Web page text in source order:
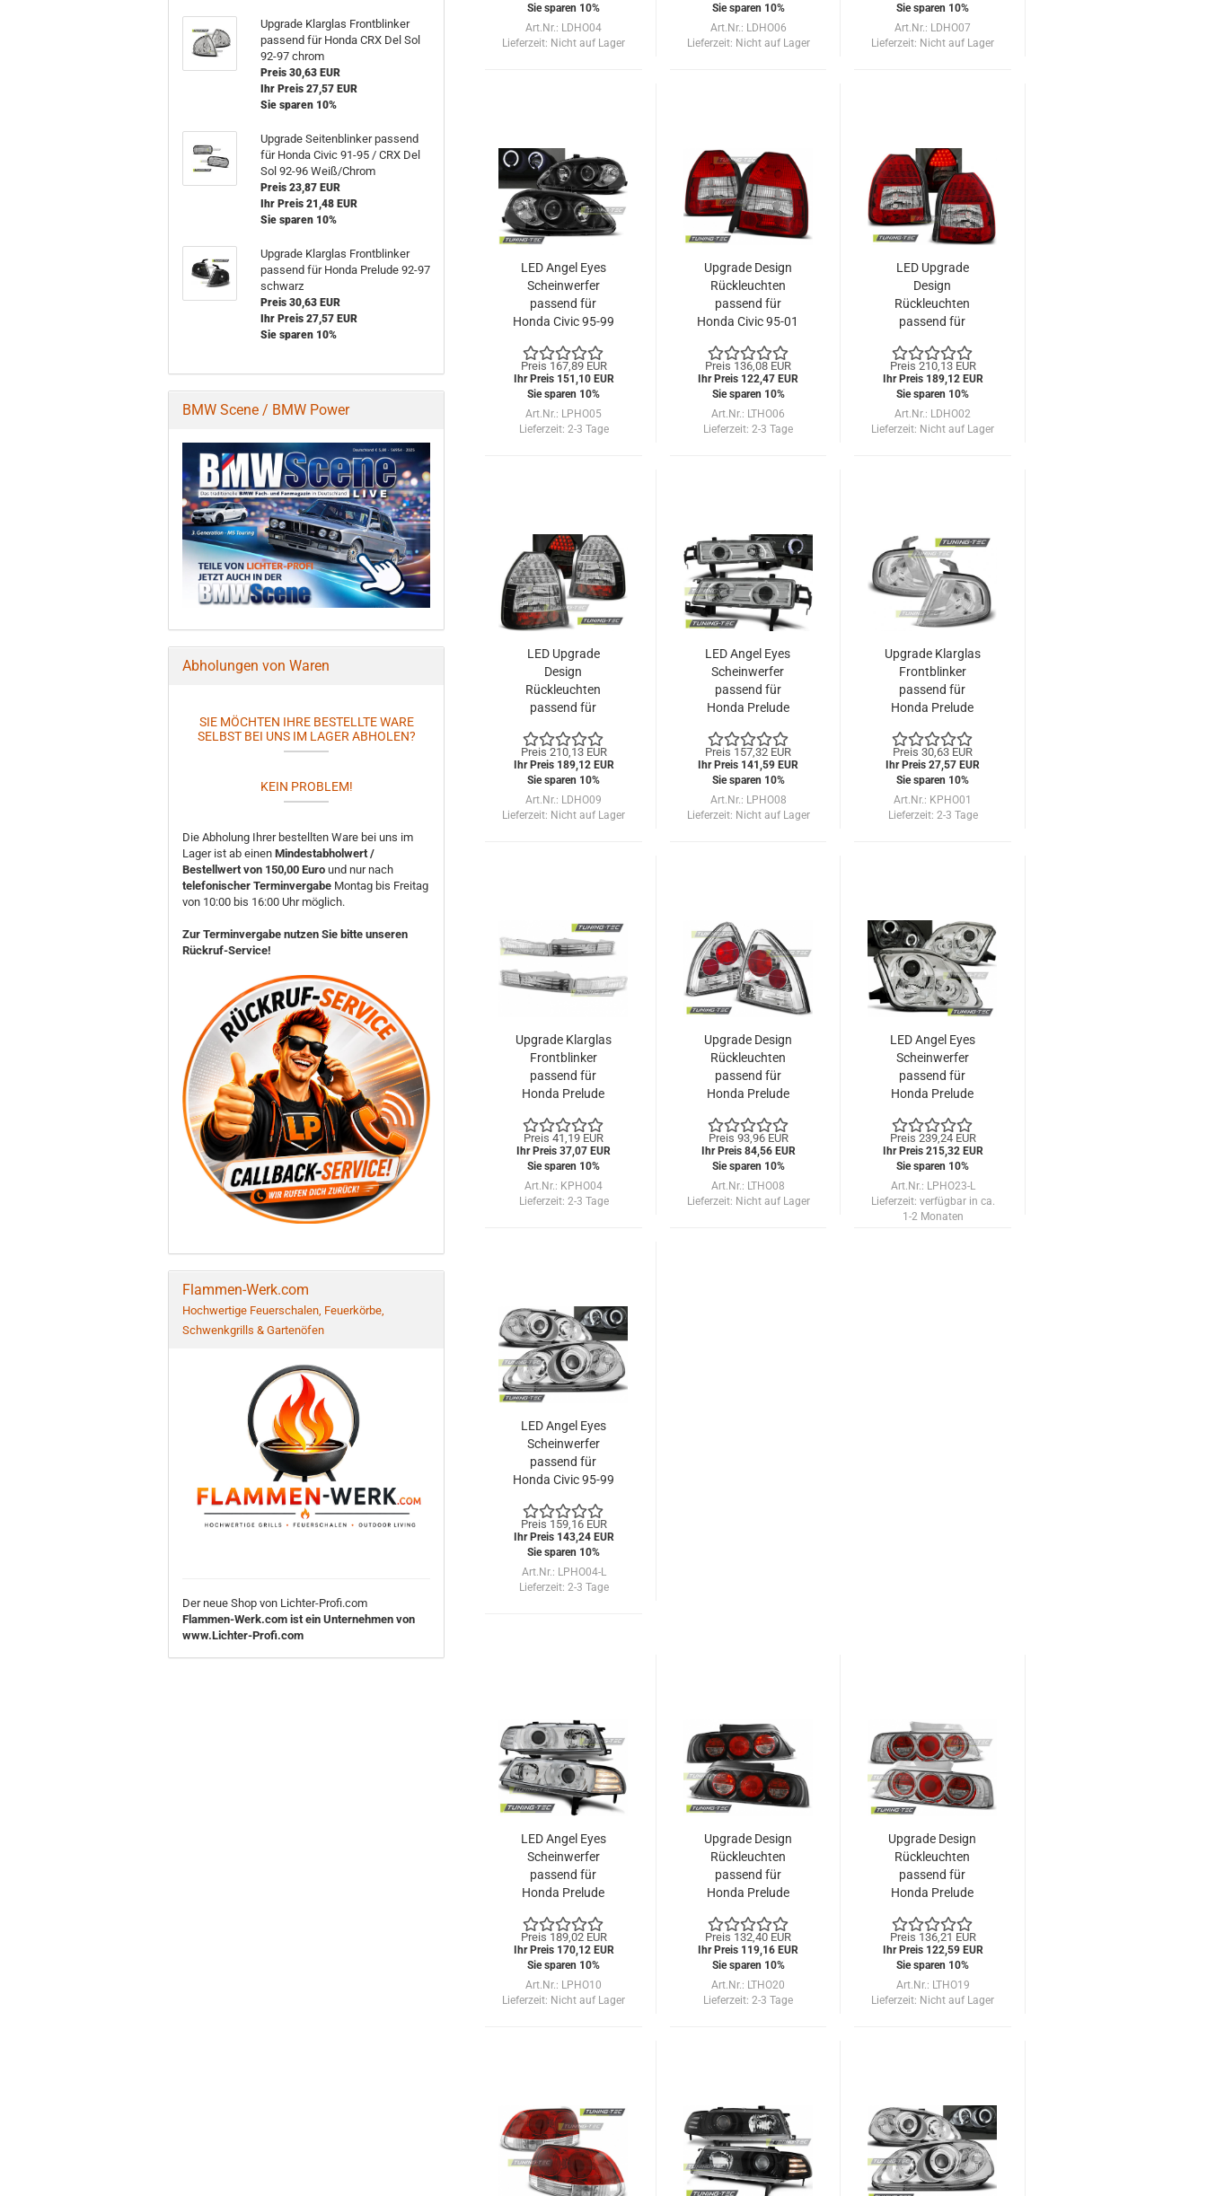
Sie sparen 10%
Art.Nr.: LDHO04
Lieferzeit: Nicht auf Lager
Sie sparen 10%
Art.Nr.: LDHO06
Lieferzeit: Nicht auf Lager
Sie sparen 10%
Art.Nr.: LDHO07
Lieferzeit: Nicht auf Lager
LED Angel Eyes
Scheinwerfer
passend für
Honda Civic 95-99
Preis 167,89 EUR
Ihr Preis 151,10 EUR
Sie sparen 10%
Art.Nr.: LPHO05
Lieferzeit: 2-3 Tage
Upgrade Design
Rückleuchten
passend für
Honda Civic 95-01
Preis 136,08 EUR
Ihr Preis 122,47 EUR
Sie sparen 10%
Art.Nr.: LTHO06
Lieferzeit:2-3 Tage
LED Upgrade
Design
Rückleuchten
passend für
Türer 95-01
rot/klar
Preis 210,13 EUR
Ihr Preis 189,12 EUR
Sie sparen 10%
Art.Nr.: LDHO02
Lieferzeit: Nicht auf Lager
LED Upgrade
Design
Rückleuchten
passend für
Türer 95-01
schwarz
Preis 210,13 EUR
Ihr Preis 189,12 EUR
Sie sparen 10%
Art.Nr.: LDHO09
Lieferzeit: Nicht auf Lager
LED Angel Eyes
Scheinwerfer
passend für
Honda Prelude
Preis 157,32 EUR
Ihr Preis 141,59 EUR
Sie sparen 10%
Art.Nr.: LPHO08
Lieferzeit: Nicht auf Lager
Upgrade Klarglas
Frontblinker
passend für
Honda Prelude
Preis 30,63 EUR
Ihr Preis 27,57 EUR
Sie sparen 10%
Art.Nr.: KPHO01
Lieferzeit: 2-3 Tage
Upgrade Klarglas
Frontblinker
passend für
Honda Prelude
Preis 41,19 EUR
Ihr Preis 37,07 EUR
Sie sparen 10%
Art.Nr.: KPHO04
Lieferzeit: 2-3 Tage
Upgrade Design
Rückleuchten
passend für
Honda Prelude
Preis 93,96 EUR
Ihr Preis 84,56 EUR
Sie sparen 10%
Art.Nr.: LTHO08
Lieferzeit: Nicht auf Lager
LED Angel Eyes
Scheinwerfer
passend für
Honda Prelude
Preis 239,24 EUR
Ihr Preis 215,32 EUR
Sie sparen 10%
Art.Nr.: LPHO23-L
Lieferzeit: verfügbar in ca.
1-2 Monaten
LED Angel Eyes
Scheinwerfer
passend für
Honda Civic 95-99
Preis 159,16 EUR
Ihr Preis 143,24 EUR
Sie sparen 10%
Art.Nr.: LPHO04-L
Lieferzeit: 2-3 Tage
LED Angel Eyes
Scheinwerfer
passend für
Honda Prelude
Preis 189,02 EUR
Ihr Preis 170,12 EUR
Sie sparen 10%
Art.Nr.: LPHO10
Lieferzeit: Nicht auf Lager
Upgrade Design
Rückleuchten
passend für
Honda Prelude
Preis 132,40 EUR
Ihr Preis 119,16 EUR
Sie sparen 10%
Art.Nr.: LTHO20
Lieferzeit:2-3 Tage
Upgrade Design
Rückleuchten
passend für
Honda Prelude
Preis 136,21 EUR
Ihr Preis 122,59 EUR
Sie sparen 10%
Art.Nr.: LTHO19
Lieferzeit: Nicht auf Lager
Upgrade Klarglas Frontblinker
passend für Honda CRX Del Sol
92-97 chrom
Preis 30,63 EUR
Ihr Preis 27,57 EUR
Sie sparen 10%
Upgrade Seitenblinker passend
für Honda Civic 91-95 / CRX Del
Sol 92-96 Weiß/Chrom
Preis 23,87 EUR
Ihr Preis 21,48 EUR
Sie sparen 10%
Upgrade Klarglas Frontblinker
passend für Honda Prelude 92-97
schwarz
Preis 30,63 EUR
Ihr Preis 27,57 EUR
Sie sparen 10%
BMW Scene / BMW Power
Abholungen von Waren
SIE MÖCHTEN IHRE BESTELLTE WARE
SELBST BEI UNS IM LAGER ABHOLEN?
KEIN PROBLEM!
Die Abholung Ihrer bestellten Ware bei uns im
Lager ist ab einen Mindestabholwert /
Bestellwert von 150,00 Euro und nur nach
telefonischer Terminvergabe Montag bis Freitag
von 10:00 bis 16:00 Uhr möglich.
Zur Terminvergabe nutzen Sie bitte unseren
Rückruf-Service!
Flammen-Werk.com
Hochwertige Feuerschalen, Feuerkörbe,
Schwenkgrills & Gartenöfen
Der neue Shop von Lichter-Profi.com
Flammen-Werk.com ist ein Unternehmen von
www.Lichter-Profi.com